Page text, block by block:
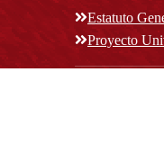
Estatuto
Proyecto